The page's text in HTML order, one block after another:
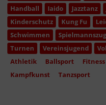
Handball
Iaido Jazztanz
Kinderschutz
Kung Fu
Schwimmen
Spielmannszug
Turnen
Vereinsjugend
Athletik
Ballsport Fitness
Kampfkunst
Tanzsport